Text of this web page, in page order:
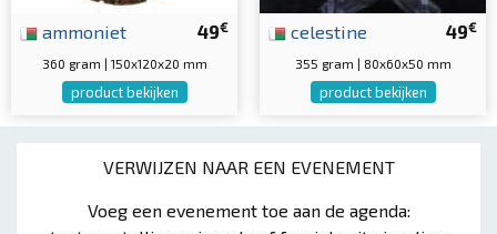
VERWIJZEN NAAR EEN EVENEMENT
Voeg een evenement toe aan de agenda:
49€
ammoniet
360 gram | 150x120x20 mm
product bekijken
49€
celestine
355 gram | 80x60x50 mm
product bekijken